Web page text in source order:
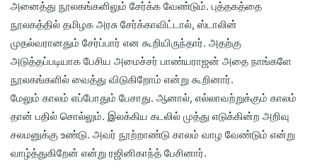
அனைத்து நூலகங்களிலும் சேர்க்க வேண்டும். புத்தகத்தை
நூலகத்தில் தமிழக அரசு சேர்க்காவிட்டால், ஸ்டாலின்
முதல்வரானதும் சேர்ப்பார் என கூறியிருந்தார். அதற்கு
அடுத்தப்படியாக பேசிய அமைச்சர் பாண்யராஜன் அதை நாங்களே
நூலகங்களில் வைத்து விடுகிறோம் என்று கூறினார்.
மேலும் காலம் எப்போதும் பேசாது. ஆனால், எல்லாவற்றுக்கும் காலம்
தான் பதில் சொல்லும். இலக்கிய கடலில் முத்து எடுக்கின்ற அறிவு
சலமனுக்கு உண்டு. அவர் நூற்றாண்டு காலம் வாழ வேண்டும் என்று
வாழ்த்துகிறேன் என்று ரஜினிகாந்த் பேசினார்.